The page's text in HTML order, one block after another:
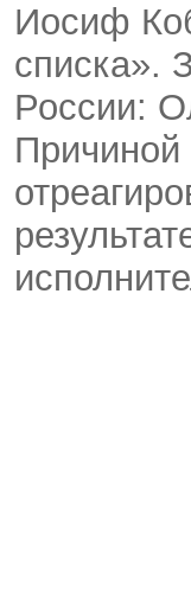
Иосиф
списка».
России:
Причиной